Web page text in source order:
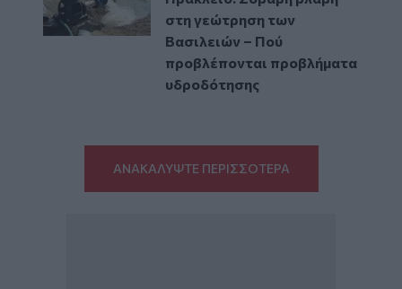
στη γεώτρηση των
Βασιλειών – Πού
προβλέπονται προβλήματα
υδροδότησης
ΑΝΑΚΑΛΥΨΤΕ ΠΕΡΙΣΣΟΤΕΡΑ